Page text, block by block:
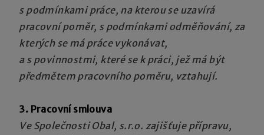
s podmínkami práce, na kterou se uzavírá
pracovní poměr, s podmínkami odměňování, za
kterých se má práce vykonávat,
a s povinnostmi, které se k práci, jež má být
předmětem pracovního poměru, vztahují.
3. Pracovní smlouva
Ve Společnosti Obal, s.r.o. zajišťuje přípravu,